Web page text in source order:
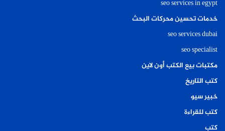
seo services in egypt
خدمات تحسين محركات البحث
seo services dubai
seo specialist
مكتبات بيع الكتب أون لاين
كتب التاريخ
خبير سيو
كتب للقراءة
كتب